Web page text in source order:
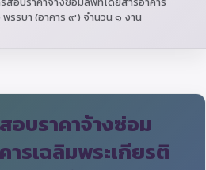
รรษา (อาคาร ๙) จำนวน ๑ งาน
อบราคาจ้างซ่อม
รเฉลิมพระเกียรติ